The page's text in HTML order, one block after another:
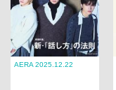
AERA 2025.12.22